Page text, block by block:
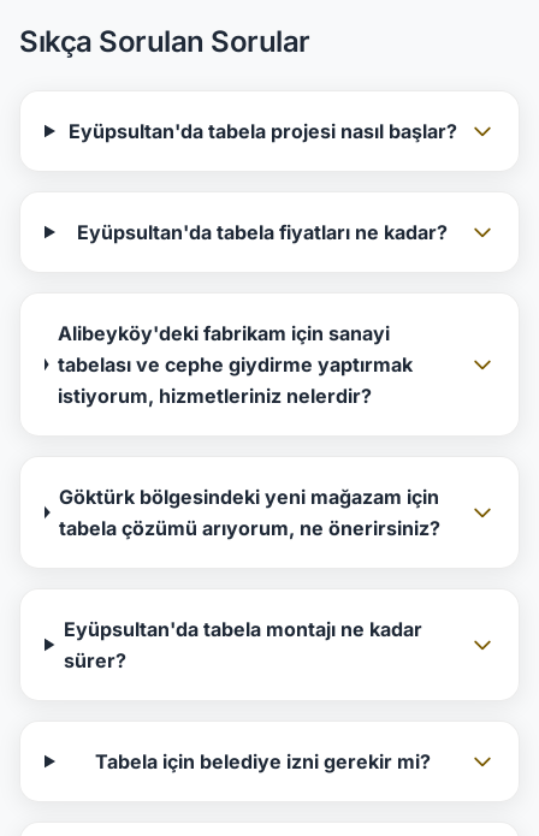
Sıkça Sorulan Sorular
Eyüpsultan'da tabela projesi nasıl başlar?
Eyüpsultan'da tabela fiyatları ne kadar?
Alibeyköy'deki fabrikam için sanayi
tabelası ve cephe giydirme yaptırmak
istiyorum, hizmetleriniz nelerdir?
Göktürk bölgesindeki yeni mağazam için
tabela çözümü arıyorum, ne önerirsiniz?
Eyüpsultan'da tabela montajı ne kadar
sürer?
Tabela için belediye izni gerekir mi?